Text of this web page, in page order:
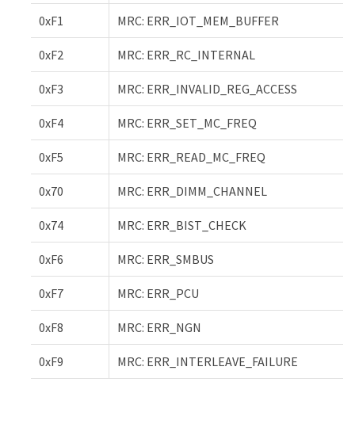
0xF1 MRC: ERR_IOT_MEM_BUFFER
0xF2 MRC: ERR_RC_INTERNAL
0xF3 MRC: ERR_INVALID_REG_ACCESS
0xF4 MRC: ERR_SET_MC_FREQ
0xF5 MRC: ERR_READ_MC_FREQ
0x70 MRC: ERR_DIMM_CHANNEL
0x74 MRC: ERR_BIST_CHECK
0xF6 MRC: ERR_SMBUS
0xF7 MRC: ERR_PCU
0xF8 MRC: ERR_NGN
0xF9 MRC: ERR_INTERLEAVE_FAILURE